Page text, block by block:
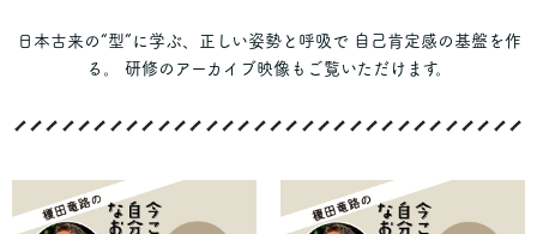
日本古来の“型”に学ぶ、正しい姿勢と呼吸で 自己肯定感の基盤を作
る。 研修のアーカイブ映像もご覧いただけます。